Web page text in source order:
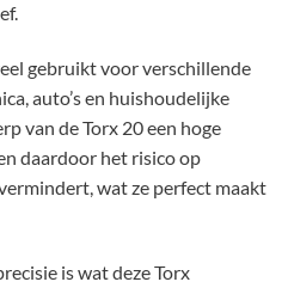
gebruikt voor verschillende
auto’s en huishoudelijke
van de Torx 20 een hoge
daardoor het risico op
wat ze perfect maakt
is wat deze Torx